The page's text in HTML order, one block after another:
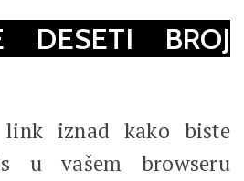
DESETI BROJ
iznad kako biste
u vašem browseru